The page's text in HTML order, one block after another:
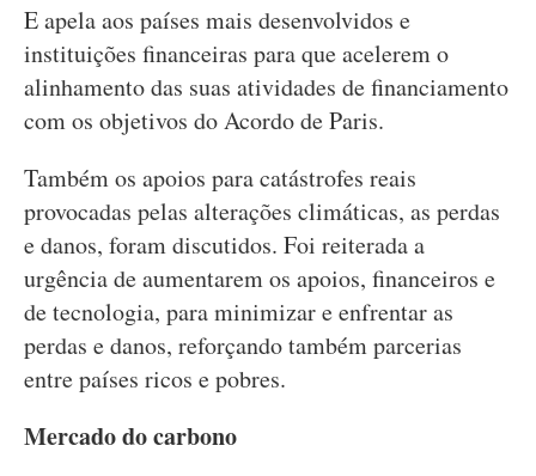
E apela aos países mais desenvolvidos e
instituições financeiras para que acelerem o
alinhamento das suas atividades de financiamento
com os objetivos do Acordo de Paris.
Também os apoios para catástrofes reais
provocadas pelas alterações climáticas, as perdas
e danos, foram discutidos. Foi reiterada a
urgência de aumentarem os apoios, financeiros e
de tecnologia, para minimizar e enfrentar as
perdas e danos, reforçando também parcerias
entre países ricos e pobres.
Mercado do carbono